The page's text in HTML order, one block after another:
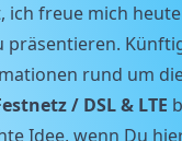
ich freue mich
präsentieren.
rund um
/ DSL & LTE
Idee, wenn Du